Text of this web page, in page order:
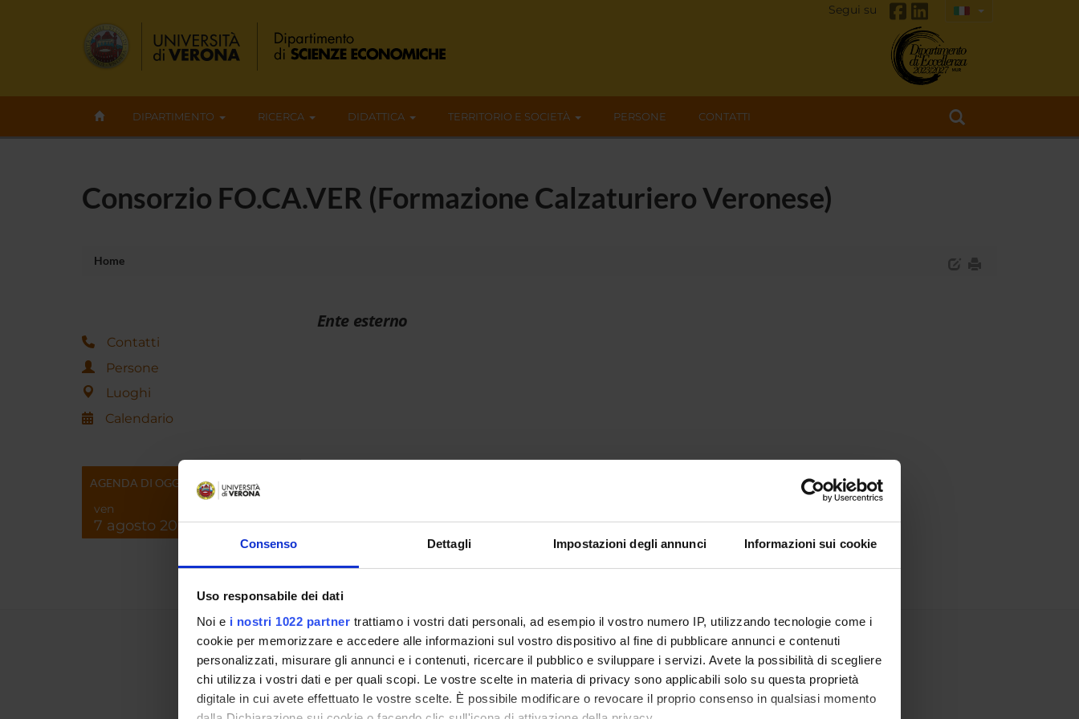
Consenso Dettagli Impostazioni degli annunci Informazioni sui cookie
Uso responsabile dei dati
Noi e i nostri 1022 partner trattiamo i vostri dati personali, ad esempio il vostro numero IP, utilizzando tecnologie come i
cookie per memorizzare e accedere alle informazioni sul vostro dispositivo al fine di pubblicare annunci e contenuti
personalizzati, misurare gli annunci e i contenuti, ricercare il pubblico e sviluppare i servizi. Avete la possibilità di scegliere
chi utilizza i vostri dati e per quali scopi. Le vostre scelte in materia di privacy sono applicabili solo su questa proprietà
digitale in cui avete effettuato le vostre scelte. È possibile modificare o revocare il proprio consenso in qualsiasi momento
Segui su
DIPARTIMENTO RICERCA DIDATTICA TERRITORIO E SOCIETÀ PERSONE CONTATTI
Consorzio FO.CA.VER (Formazione Calzaturiero Veronese)
Home
Contatti
Persone
Luoghi
Calendario
AGENDA DI OGGI
ven
7 agosto 2026
Ente esterno
Condividi